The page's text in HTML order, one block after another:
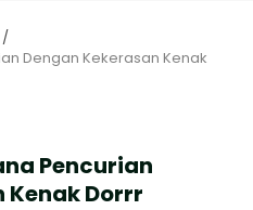
Dengan Kekerasan Kenak
Pencurian
Kenak Dorrr